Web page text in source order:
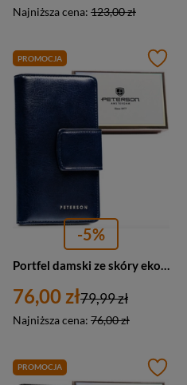
Najniższa cena: 123,00 zł
PROMOCJA
-5%
Portfel damski ze skóry ekologicznej zamykany na zatrzask i suwak. Portfel w granatowym kolorze - Peterson
76,00 zł
Najniższa cena: 76,00 zł
79,99 zł
PROMOCJA